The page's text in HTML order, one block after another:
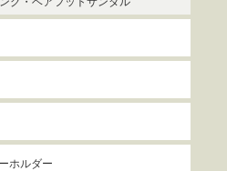
ホルダー